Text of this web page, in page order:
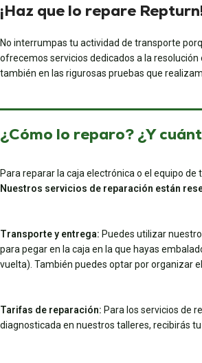
¡Haz que lo repare
No interrumpas tu actividad de transporte
ofrecemos servicios dedicados a la
también en las rigurosas pruebas que
¿Cómo lo reparo? ¿Y
Para reparar la caja electrónica o el equipo
Nuestros servicios de reparación están
Transporte y entrega: Puedes utilizar
para pegar en la caja en la que hayas
vuelta). También puedes optar por organizar
Tarifas de reparación: Para los servicios de
diagnosticada en nuestros talleres, recibirás